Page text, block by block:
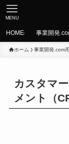
MENU
HOME 事業開発
ホーム 事業開発.com
カスタマ
メント（